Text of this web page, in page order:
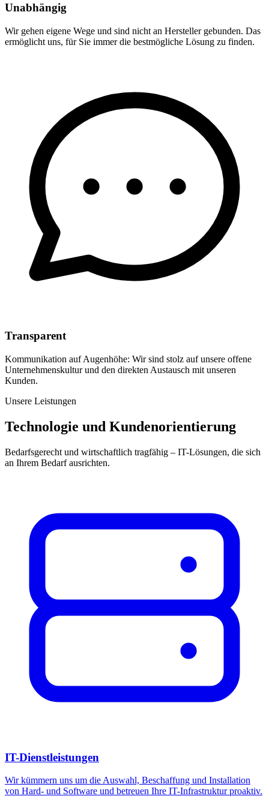
Unabhängig
Wir gehen eigene Wege und sind nicht an Hersteller gebunden. Das
ermöglicht uns, für Sie immer die bestmögliche Lösung zu finden.
Transparent
Kommunikation auf Augenhöhe: Wir sind stolz auf unsere offene
Unternehmenskultur und den direkten Austausch mit unseren
Kunden.
Unsere Leistungen
Technologie und Kundenorientierung
Bedarfsgerecht und wirtschaftlich tragfähig – IT-Lösungen, die sich
an Ihrem Bedarf ausrichten.
IT-Dienstleistungen
Wir kümmern uns um die Auswahl, Beschaffung und Installation
von Hard- und Software und betreuen Ihre IT-Infrastruktur proaktiv.